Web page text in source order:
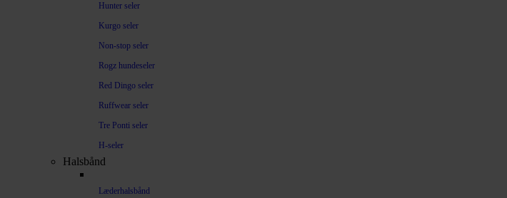
Hunter seler
Kurgo seler
Non-stop seler
Rogz hundeseler
Red Dingo seler
Ruffwear seler
Tre Ponti seler
H-seler
Halsbånd
Læderhalsbånd